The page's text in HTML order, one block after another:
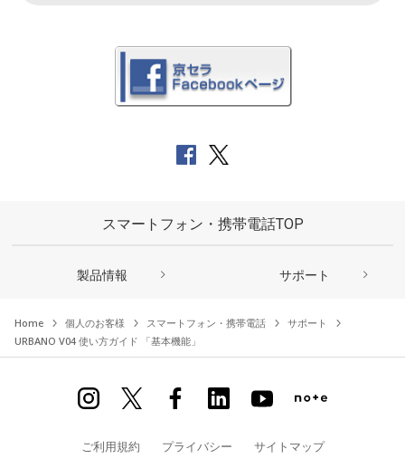
スマートフォン・携帯電話TOP
製品情報 サポート
Home 個人のお客様 スマートフォン・携帯電話
サポート
URBANO V04 使い方ガイド 「基本機能」
ご利用規約 プライバシー サイトマップ